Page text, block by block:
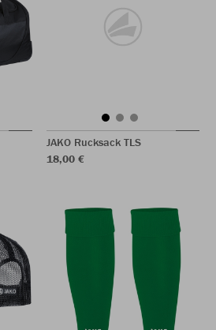
JAKO Rucksack TLS
18,00 €